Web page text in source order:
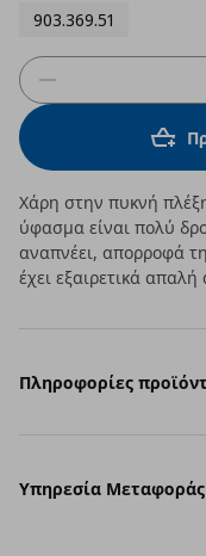
903.369.51
Χάρη στην πυκνή
ύφασμα είναι πολύ
αναπνέει, απορροφά
έχει εξαιρετικά
Πληροφορίες
Υπηρεσία Μεταφοράς